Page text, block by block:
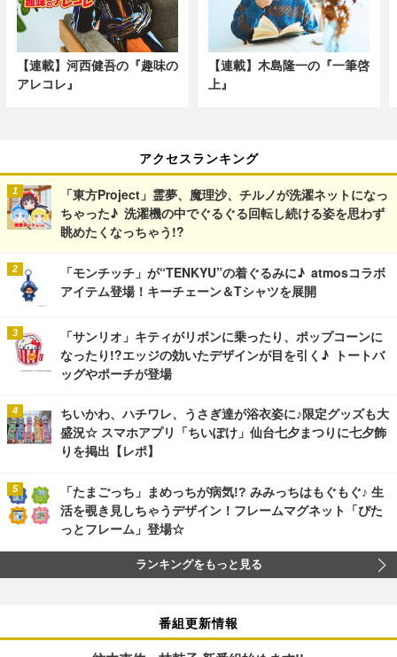
【連載】河西健吾の『趣味の
アレコレ』
【連載】木島隆一の『一筆啓
上』
アクセスランキング
「東方Project」霊夢、魔理沙、チルノが洗濯ネットになっ
ちゃった♪ 洗濯機の中でぐるぐる回転し続ける姿を思わず
眺めたくなっちゃう!?
「モンチッチ」が“TENKYU”の着ぐるみに♪ atmosコラボ
アイテム登場！キーチェーン＆Tシャツを展開
「サンリオ」キティがリボンに乗ったり、ポップコーンに
なったり!?エッジの効いたデザインが目を引く♪ トートバ
ッグやポーチが登場
ちいかわ、ハチワレ、うさぎ達が浴衣姿に♪限定グッズも大
盛況☆ スマホアプリ「ちいぽけ」仙台七夕まつりに七夕飾
りを掲出【レポ】
「たまごっち」まめっちが病気!? みみっちはもぐもぐ♪ 生
活を覗き見しちゃうデザイン！フレームマグネット「ぴた
っとフレーム」登場☆
ランキングをもっと見る
番組更新情報